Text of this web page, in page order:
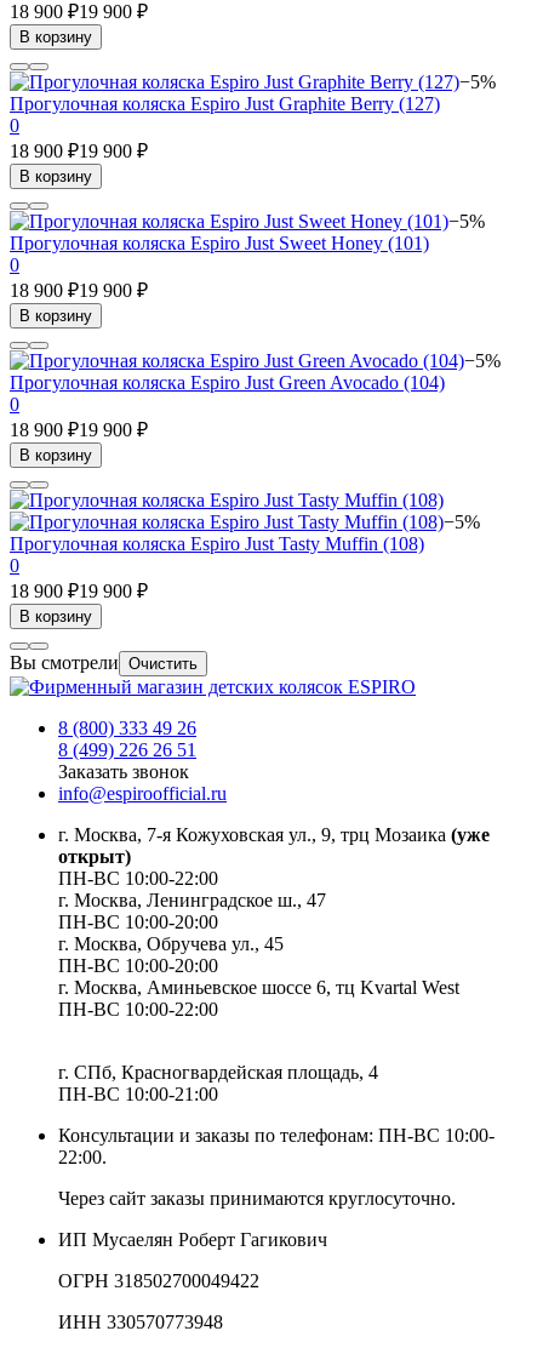
18 900 ₽19 900 ₽
В корзину
−5%
Прогулочная коляска Espiro Just Graphite Berry (127)
0
18 900 ₽19 900 ₽
В корзину
−5%
Прогулочная коляска Espiro Just Sweet Honey (101)
0
18 900 ₽19 900 ₽
В корзину
−5%
Прогулочная коляска Espiro Just Green Avocado (104)
0
18 900 ₽19 900 ₽
В корзину
−5%
Прогулочная коляска Espiro Just Tasty Muffin (108)
0
18 900 ₽19 900 ₽
В корзину
Вы смотрели Очистить
8 (800) 333 49 26
8 (499) 226 26 51
Заказать звонок
info@espiroofficial.ru
г. Москва, 7-я Кожуховская ул., 9, трц Мозаика (уже
открыт)
ПН-ВС 10:00-22:00
г. Москва, Ленинградское ш., 47
ПН-ВС 10:00-20:00
г. Москва, Обручева ул., 45
ПН-ВС 10:00-20:00
г. Москва, Аминьевское шоссе 6, тц Kvartal West
ПН-ВС 10:00-22:00
г. СПб, Красногвардейская площадь, 4
ПН-ВС 10:00-21:00
Консультации и заказы по телефонам: ПН-ВС 10:00-
22:00.
Через сайт заказы принимаются круглосуточно.
ИП Мусаелян Роберт Гагикович
ОГРН 318502700049422
ИНН 330570773948